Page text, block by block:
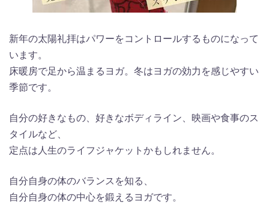
新年の太陽礼拝はパワーをコントロールするものになって
います。
床暖房で足から温まるヨガ。冬はヨガの効力を感じやすい
季節です。
自分の好きなもの、好きなボディライン、映画や食事のス
タイルなど、
定点は人生のライフジャケットかもしれません。
自分自身の体のバランスを知る、
自分自身の体の中心を鍛えるヨガです。